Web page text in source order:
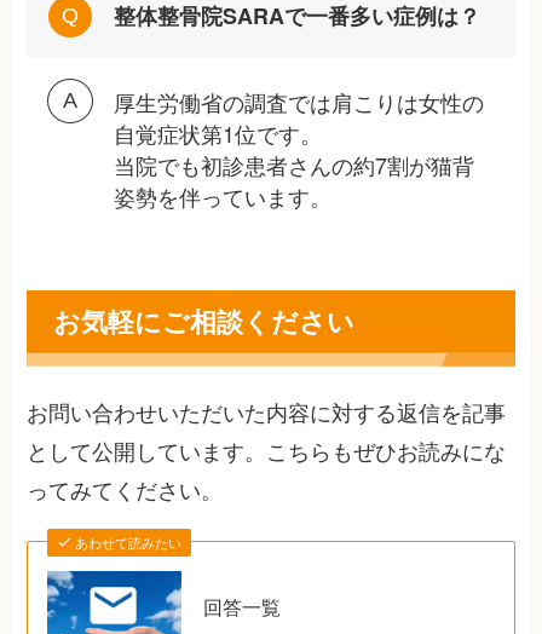
整体整骨院SARAで一番多い症例は？
厚生労働省の調査では肩こりは女性の
自覚症状第1位です。
当院でも初診患者さんの約7割が猫背
姿勢を伴っています。
お気軽にご相談ください
お問い合わせいただいた内容に対する返信を記事
として公開しています。こちらもぜひお読みにな
ってみてください。
あわせて読みたい
回答一覧